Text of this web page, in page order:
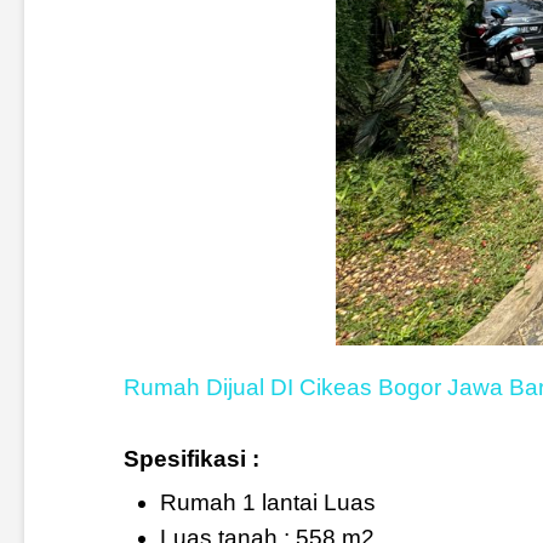
Rumah Dijual DI Cikeas Bogor Jawa
Spesifikasi :
Rumah 1 lantai Luas
Luas tanah : 558 m2